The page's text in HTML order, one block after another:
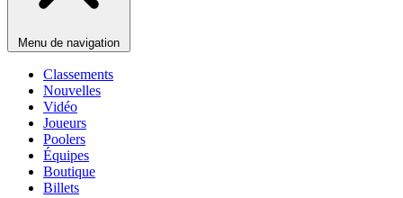
Menu de navigation
Classements
Nouvelles
Vidéo
Joueurs
Poolers
Équipes
Boutique
Billets